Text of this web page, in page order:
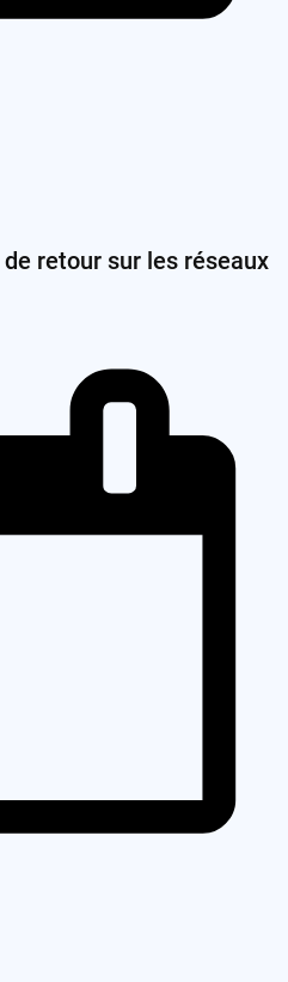
retour sur les réseaux